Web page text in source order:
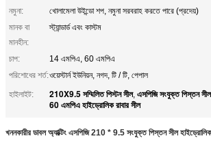
নমুনা:
খোলামেলা উইন্ডো শপ, নমুনা সরবরাহ করতে পারে (প্রদেয়)
মানক বা
মানহীন:
স্ট্যান্ডার্ড এবং কাস্টম
চাপ:
14 এমপিএ, 60 এমপিএ
পরিশোধের শর্ত:ওয়েস্টার্ন ইউনিয়ন, নগদ, টি / টি, পেপাল
হাইলাইট:
210X9.5 সম্মিলিত পিস্টন সীল, এসপিজি সংযুক্ত পিস্তন সীল
60 এমপিএ হাইড্রোলিক রাবার সীল
খননকারীর ডাবল অ্যাক্টিং এসপিজি 210 * 9.5 সংযুক্ত পিস্তন সীল হাইড্রোলিক